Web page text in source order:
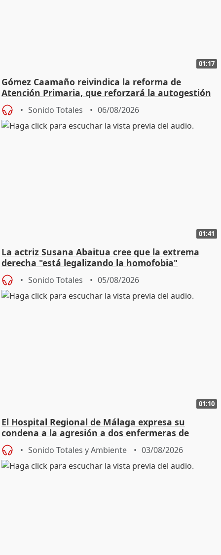
01:17
Gómez Caamaño reivindica la reforma de
Atención Primaria, que reforzará la autogestión
Sonido Totales 06/08/2026
01:41
La actriz Susana Abaitua cree que la extrema
derecha "está legalizando la homofobia"
Sonido Totales 05/08/2026
01:10
El Hospital Regional de Málaga expresa su
condena a la agresión a dos enfermeras de
Urgencias
Sonido Totales y Ambiente 03/08/2026